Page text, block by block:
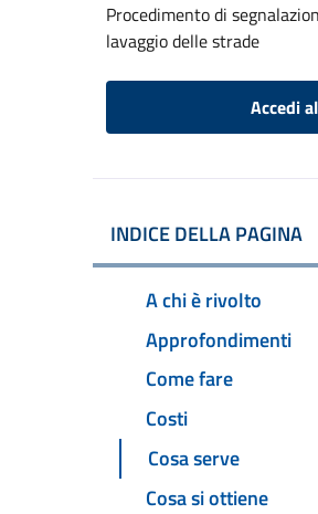
Procedimento di
lavaggio delle strade
Accedi
INDICE DELLA PAGINA
A chi è rivolto
Approfondimenti
Come fare
Costi
Cosa serve
Cosa si ottiene